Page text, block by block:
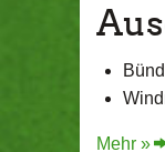
Mehr »